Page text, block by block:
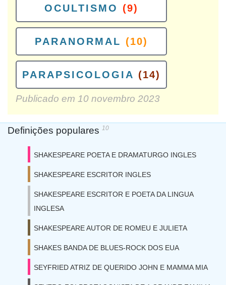
OCULTISMO (9)
PARANORMAL (10)
PARAPSICOLOGIA (14)
Publicado em 10 novembro 2023
Definições populares 10
SHAKESPEARE POETA E DRAMATURGO INGLES
SHAKESPEARE ESCRITOR INGLES
SHAKESPEARE ESCRITOR E POETA DA LINGUA
INGLESA
SHAKESPEARE AUTOR DE ROMEU E JULIETA
SHAKES BANDA DE BLUES-ROCK DOS EUA
SEYFRIED ATRIZ DE QUERIDO JOHN E MAMMA MIA